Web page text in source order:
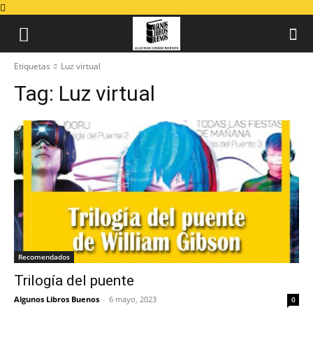
Etiquetas Luz virtual
Tag: Luz virtual
Recomendados
Trilogía del puente
Algunos Libros Buenos - 6 mayo, 2023 0